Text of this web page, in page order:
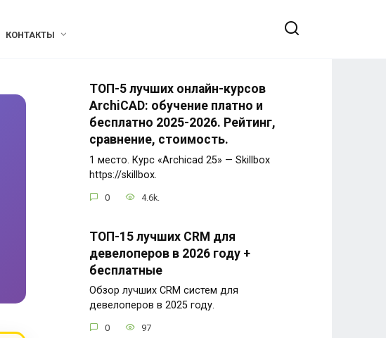
КОНТАКТЫ
ТОП-5 лучших онлайн-курсов
ArchiCAD: обучение платно и
бесплатно 2025-2026. Рейтинг,
сравнение, стоимость.
1 место. Курс «Archicad 25» — Skillbox
https://skillbox.
0 4.6k.
ТОП-15 лучших CRM для
девелоперов в 2026 году +
бесплатные
Обзор лучших CRM систем для
девелоперов в 2025 году.
0 97